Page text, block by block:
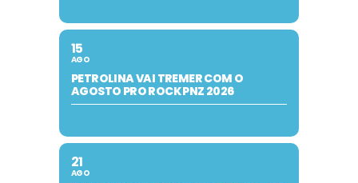
15
AGO
PETROLINA VAI TREMER COM O
AGOSTO PRO ROCK PNZ 2026
21
AGO